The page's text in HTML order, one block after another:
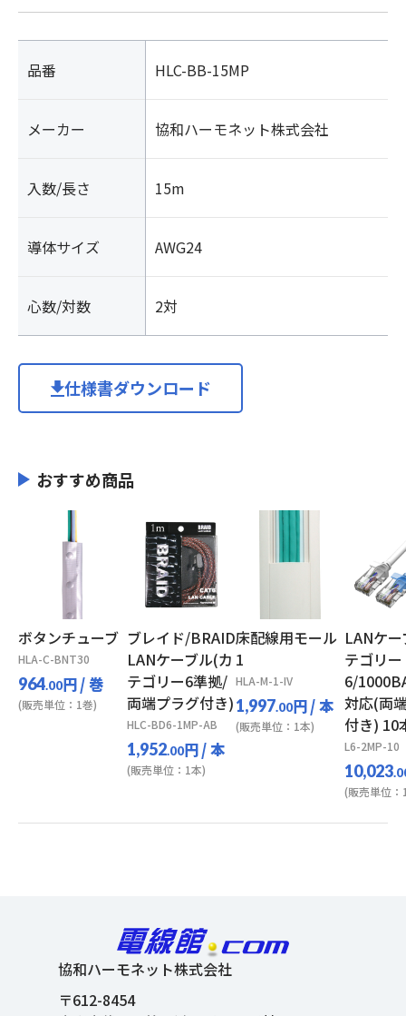
品番 HLC-BB-15MP
メーカー 協和ハーモネット株式会社
入数/長さ 15m
導体サイズ AWG24
心数/対数 2対
仕様書ダウンロード
おすすめ商品
ボタンチューブ
HLA-C-BNT30
964.00円/ 巻
(販売単位：1巻)
ブレイド/BRAID
LANケーブル(カ
テゴリー6準拠/
両端プラグ付き)
HLC-BD6-1MP-AB
1,952.00円/ 本
(販売単位：1本)
床配線用モール
1
HLA-M-1-IV
1,997.00円/ 本
(販売単位：1本)
LANケ
テゴリー
6/
対応(両
付き) 10
L6-2MP-10
10,023
(販売単位：
協和ハーモネット株式会社
〒612-8454